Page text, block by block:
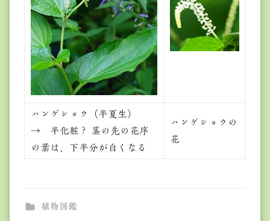
ハンゲショウ（半夏生）
→ 半化粧？ 茎の先の花序
の葉は、下半分が白くなる
ハンゲショウの
花
植物図鑑